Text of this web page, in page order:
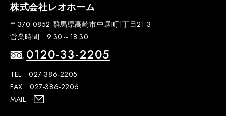
株式会社レオホーム
〒370-0852 群馬県高崎市中居町1丁目21-3
営業時間 9:30～18:30
0120-33-2205
TEL 027-386-2205
FAX 027-386-2206
MAIL